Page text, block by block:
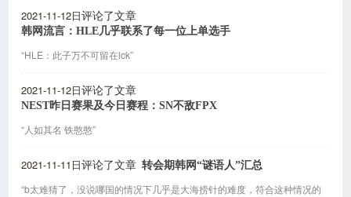
2021-11-12日评论了文章
韩网流言：HLE几乎联系了每一位上单选手
“HLE：此子万不可留在lck”
2021-11-12日评论了文章
NEST昨日赛果及今日赛程：SN不敌FPX
“人如其名 铁憨憨”
2021-11-11日评论了文章 转会期韩网“谜语人”汇总
“b太难猜了，没说哪国的情况下几乎是大海捞针的难度，符合这种情况的